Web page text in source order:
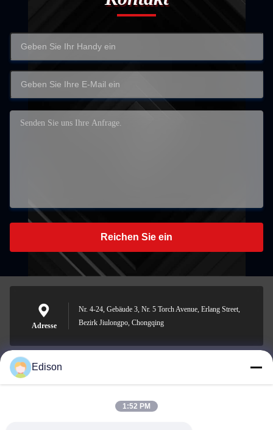
Reichen Sie ein
Adresse
Nr. 4-24, Gebäude 3, Nr. 5 Torch Avenue, Erlang Street,
Bezirk Jiulongpo, Chongqing
edisonzhan666@163.com
Edison
1:52 PM